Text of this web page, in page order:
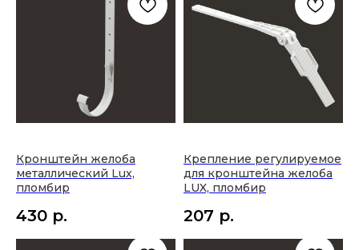
Кронштейн желоба
металлический Lux,
пломбир
430 р.
Крепление регулируемое
для кронштейна желоба
LUX, пломбир
207 р.